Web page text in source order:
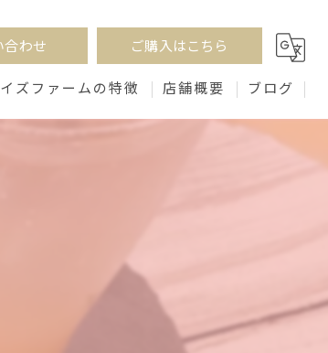
合わせ ご購入はこちら
ズファームの特徴 店舗概要 ブログ